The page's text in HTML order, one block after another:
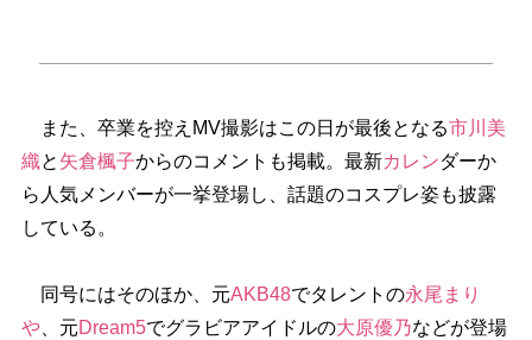
また、卒業を控えMV撮影はこの日が最後となる市川美
織と 矢倉楓子からのコメントも掲載。最新カレンダーか
ら人気メンバーが一挙登場し、話題のコスプレ姿も披露
している。
同号にはそのほか、元AKB48でタレントの永尾まり
、元Dream5でグラビアアイドルの大原優乃などが登場